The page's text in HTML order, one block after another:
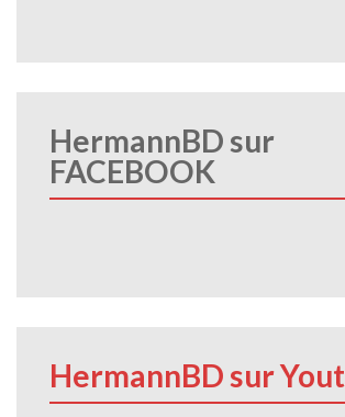
HermannBD sur
FACEBOOK
HermannBD sur